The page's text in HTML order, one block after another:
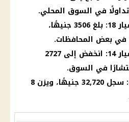
في السوق المحلي.
سعر جرام الذهب عيار 18: بلغ 3506 جنيهًا،
في بعض المحافظات.
سعر جرام الذهب عيار 14: انخفض إلى 2727
في السوق.
سعر الجنيه الذهب: سجل 32,720 جنيهًا، ويزن 8